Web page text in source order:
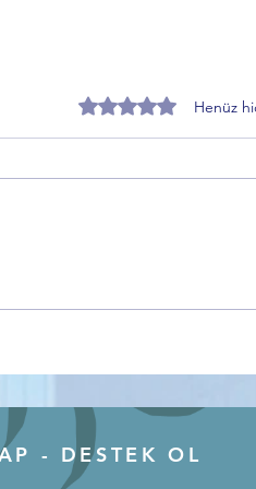
5 üzerinden 0 yıldız
Henüz
- DESTEK OL